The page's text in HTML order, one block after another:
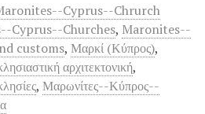
Cyprus--Chrurch
Cyprus--Churches, Maronites--
customs, Μαρκί (Κύπρος),
αρχιτεκτονική,
, Μαρωνίτες--Κύπρος--